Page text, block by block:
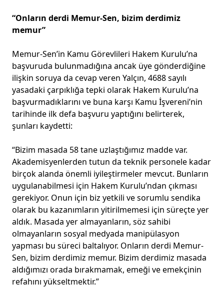
“Onların derdi Memur-Sen, bizim derdimiz
memur”
Memur-Sen’in Kamu Görevlileri Hakem Kurulu’na
başvuruda bulunmadığına ancak üye gönderdiğine
ilişkin soruya da cevap veren Yalçın, 4688 sayılı
yasadaki çarpıklığa tepki olarak Hakem Kurulu’na
başvurmadıklarını ve buna karşı Kamu İşvereni’nin
tarihinde ilk defa başvuru yaptığını belirterek,
şunları kaydetti:
“Bizim masada 58 tane uzlaştığımız madde var.
Akademisyenlerden tutun da teknik personele kadar
birçok alanda önemli iyileştirmeler mevcut. Bunların
uygulanabilmesi için Hakem Kurulu’ndan çıkması
gerekiyor. Onun için biz yetkili ve sorumlu sendika
olarak bu kazanımların yitirilmemesi için süreçte yer
aldık. Masada yer almayanların, söz sahibi
olmayanların sosyal medyada manipülasyon
yapması bu süreci baltalıyor. Onların derdi Memur-
Sen, bizim derdimiz memur. Bizim derdimiz masada
aldığımızı orada bırakmamak, emeği ve emekçinin
refahını yükseltmektir.”